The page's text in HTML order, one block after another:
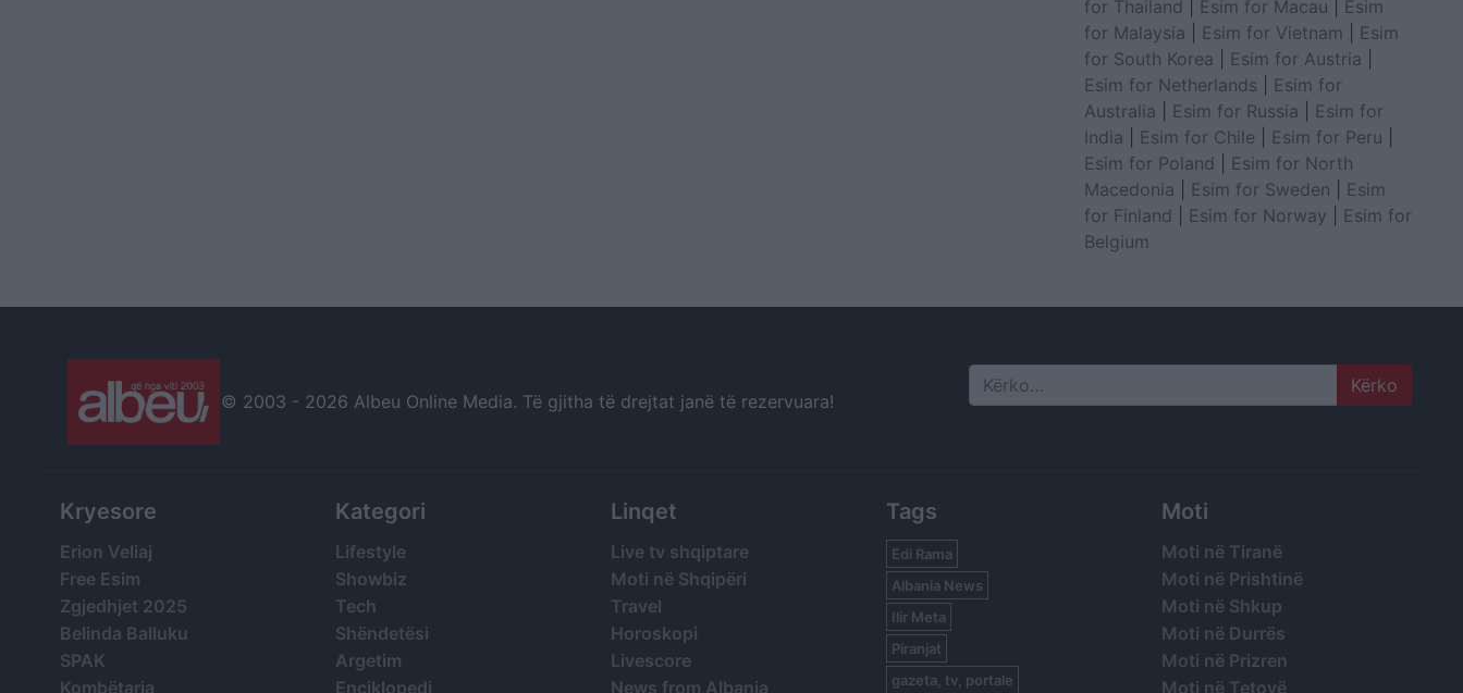
for Thailand
Esim for Macau
Esim
for Malaysia
Esim for Vietnam
Esim
for South Korea
Esim for Austria
Esim for Netherlands
Esim for
Australia
Esim for Russia
Esim for
India
Esim for Chile Esim for Peru
Esim for Poland
Esim for North
Macedonia
Esim for Sweden
Esim
for Finland
Esim for Norway
Esim for
Belgium
© 2003 - 2026 Albeu Online Media. Të gjitha të drejtat janë të rezervuara! Search
Kryesore
Erion Veliaj
Free Esim
Zgjedhjet 2025
Belinda Balluku
SPAK
Kombëtarja
Kategori
Lifestyle
Showbiz
Tech
Shëndetësi
Argetim
Enciklopedi
Linqet
Live tv shqiptare
Moti në Shqipëri
Travel
Horoskopi
Livescore
News from Albania
Tags
Edi Rama
Albania News
Ilir Meta
Piranjat
gazeta, tv, portale
Moti
Moti në Tiranë
Moti në Prishtinë
Moti në Shkup
Moti në Durrës
Moti në Prizren
Moti në Tetovë